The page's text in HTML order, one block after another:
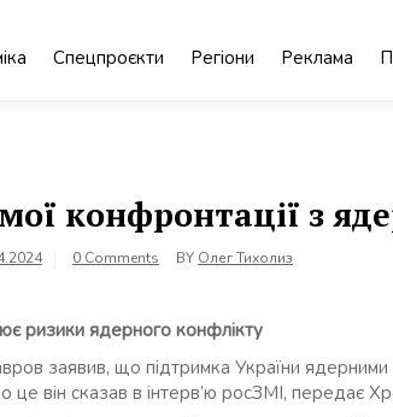
Спецпроєкти Регіони Реклама
конфронтації з
0 Comments BY Олег Тихолиз
ризики ядерного конфлікту
заявив, що підтримка України
він сказав в інтерв’ю росЗМІ, передає